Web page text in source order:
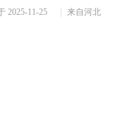
2025-11-25 来自河北